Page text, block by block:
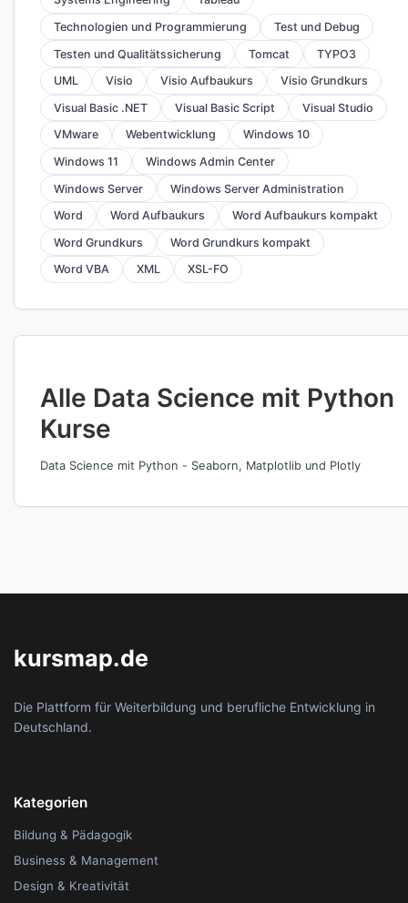
Technologien und Programmierung
Test und Debug
Testen und Qualitätssicherung
Tomcat
TYPO3
UML
Visio Visio Aufbaukurs
Visio Grundkurs
Visual Basic .NET
Visual Basic Script
Visual Studio
VMware
Webentwicklung
Windows 10
Windows 11
Windows Admin Center
Windows Server
Windows Server Administration
Word
Word Aufbaukurs
Word Aufbaukurs kompakt
Word Grundkurs
Word Grundkurs kompakt
Word VBA
XML XSL-FO
Alle Data Science mit Python
Kurse
Data Science mit Python - Seaborn, Matplotlib und Plotly
kursmap.de
Die Plattform für Weiterbildung und berufliche Entwicklung in
Deutschland.
Kategorien
Bildung & Pädagogik
Business & Management
Design & Kreativität